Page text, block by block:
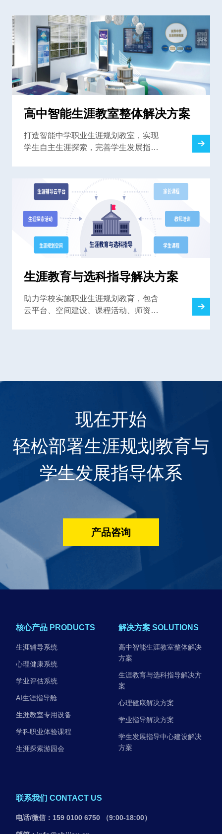
高中智能生涯教室整体解决方案
打造智能中学职业生涯规划教室，实现
学生自主生涯探索，完善学生发展指导
生涯教育与选科指导解决方案
助力学校实施职业生涯规划教育，包含
云平台、空间建设、课程活动、师资培
现在开始
轻松部署生涯规划教育与
学生发展指导体系
产品咨询
核心产品 PRODUCTS
生涯辅导系统
心理健康系统
学业评估系统
AI生涯指导舱
生涯教室专用设备
学科职业体验课程
生涯探索游园会
解决方案 SOLUTIONS
高中智能生涯教室整体解决
方案
生涯教育与选科指导解决方
案
心理健康解决方案
学业指导解决方案
学生发展指导中心建设解决
方案
联系我们 CONTACT US
电话/微信：159 0100 6750 （9:00-18:00）